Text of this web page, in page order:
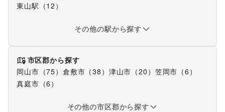
東山駅 （12 ）
その他の駅から探す
市区郡から探す
岡山市 （75） 倉敷市 （38 ） 津山市 （20 ） 笠岡市 （6 ）
真庭市 （6 ）
その他の市区郡から探す